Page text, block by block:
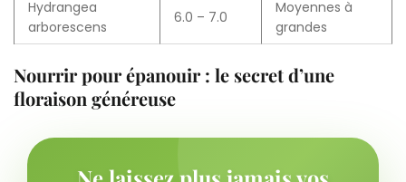
Hydrangea
arborescens
6.0 – 7.0
Moyennes à
grandes
Nourrir pour épanouir : le secret d’une
floraison généreuse